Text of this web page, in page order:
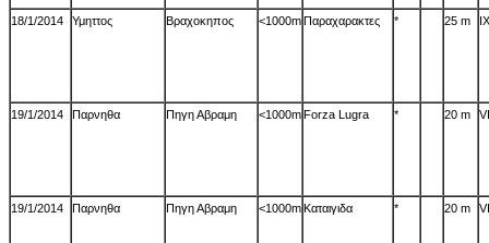
18/1/2014 Υμηττος Βραχοκηπος <1000m Παραχαρακτες * 25 m
19/1/2014 Παρνηθα Πηγη Αβραμη <1000m Forza Lugra * 20 m
19/1/2014 Παρνηθα Πηγη Αβραμη <1000m Καταιγιδα * 20 m